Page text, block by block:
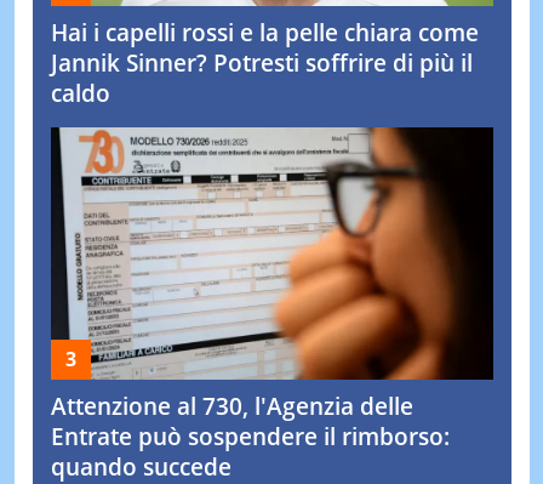
Hai i capelli rossi e la pelle chiara come
Jannik Sinner? Potresti soffrire di più il
caldo
Attenzione al 730, l'Agenzia delle
Entrate può sospendere il rimborso:
quando succede